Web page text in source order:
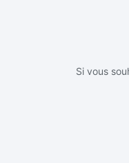
Si vous